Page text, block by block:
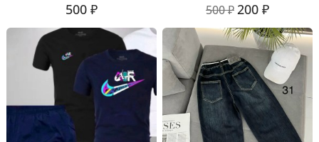
500 ₽ 500 ₽200 ₽